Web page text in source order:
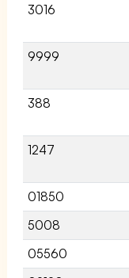
3016
9999
388
1247
01850
5008
05560